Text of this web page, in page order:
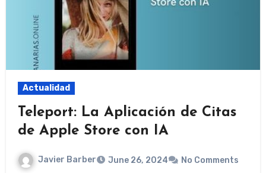
Actualidad
Teleport: La Aplicación de Citas
de Apple Store con IA
Javier Barber June 26, 2024 No Comments